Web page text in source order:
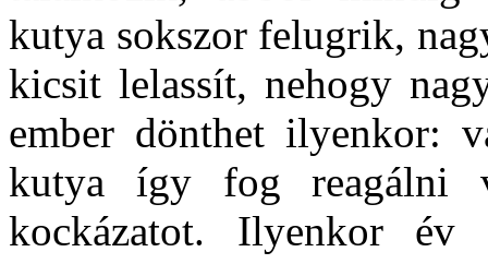
kutya sokszor felugrik,
kicsit lelassít, nehogy
ember dönthet ilyenkor:
kutya így fog reagálni
kockázatot. Ilyenkor